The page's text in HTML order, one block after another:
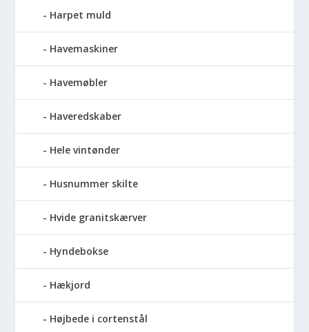
Harpet muld
Havemaskiner
Havemøbler
Haveredskaber
Hele vintønder
Husnummer skilte
Hvide granitskærver
Hyndebokse
Hækjord
Højbede i cortenstål